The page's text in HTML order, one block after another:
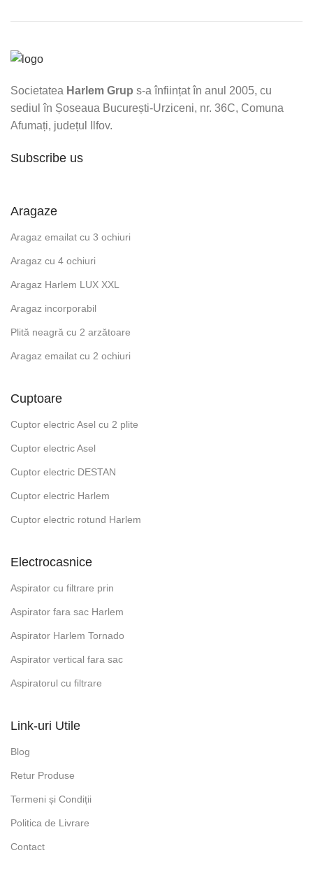
Societatea Harlem Grup s-a înființat în anul 2005, cu
sediul în Șoseaua București-Urziceni, nr. 36C, Comuna
Afumați, județul Ilfov.
Subscribe us
Aragaze
Aragaz emailat cu 3 ochiuri
Aragaz cu 4 ochiuri
Aragaz Harlem LUX XXL
Aragaz incorporabil
Plită neagră cu 2 arzătoare
Aragaz emailat cu 2 ochiuri
Cuptoare
Cuptor electric Asel cu 2 plite
Cuptor electric Asel
Cuptor electric DESTAN
Cuptor electric Harlem
Cuptor electric rotund Harlem
Electrocasnice
Aspirator cu filtrare prin
Aspirator fara sac Harlem
Aspirator Harlem Tornado
Aspirator vertical fara sac
Aspiratorul cu filtrare
Link-uri Utile
Blog
Retur Produse
Termeni și Condiții
Politica de Livrare
Contact